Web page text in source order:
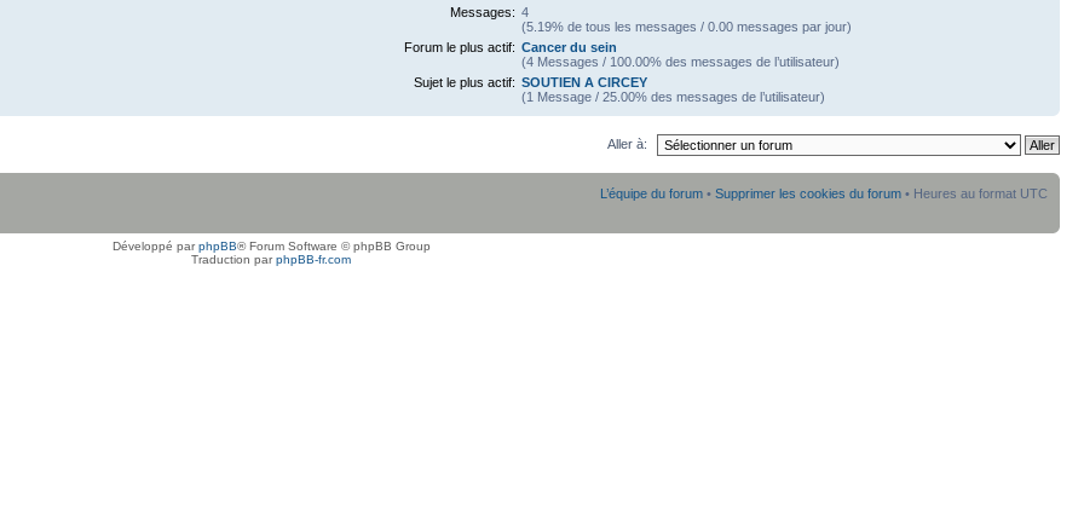
Messages: 4
(5.19% de tous les messages / 0.00 messages par jour)
Forum le plus actif: Cancer du sein
(4 Messages / 100.00% des messages de l’utilisateur)
Sujet le plus actif: SOUTIEN A CIRCEY
(1 Message / 25.00% des messages de l’utilisateur)
Aller à:
L’équipe du forum • Supprimer les cookies du forum • Heures au format UTC
Développé parphpBB® Forum Software © phpBB Group
Traduction parphpBB-fr.com